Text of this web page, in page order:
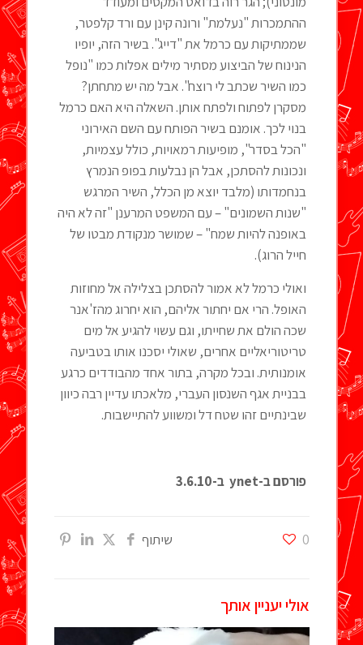
ההתמכרות "נעלמת" ורונה קינן עם ורד קלפטר,
שממתיקות עם כרמל את "דייג". בשיר הזה, יופיו
הנינוח של הביצוע מסתיר מילים אפלות כמו "נופל
כמו השיר שכתב לי רוצח". אבל מה יש מתחתן?
מסקרן לפתוח ולפתח אותן. השאלה היא האם כרמל
בנוי לכך. אומנם בשיר הפותח עם השם האירוני
"הכל בסדר", מופיעות רמאויות, כולל עצמיות,
ונכונות להסתכן, אבל הן נבלעות בפופ הנמרץ
בנחמדותו (מלבד יוצא מן הכלל, השיר המרגש
"שנות השמונים" – עם המשפט המרענן "זה לא היה
באופנה להיות שמח" – שמושר מנקודת מבטו של
חייל הרוג).
ואולי כרמל לא אמור להסתכן בצלילה אל מחוזות
האופל. הרי אם יחתור אליהם, הוא יחרוג מהז'אנר
שכה הולם את שחייתו, וגם עשוי להגיע אל מים
טריטוריאליים אחרים, שאולי יסכנו אותו בטביעה
אומנותית. ובכל מקרה, בתור אחד מהבודדים כרגע
בבניית אגף השנסון העברי, מלאכתו עדיין רבה כיוון
שבינתיים זהו שטח דל ומשווע להתיישבות.
פורסם ב-ynet ב-3.6.10
שיתוף 0
אולי יעניין אותך